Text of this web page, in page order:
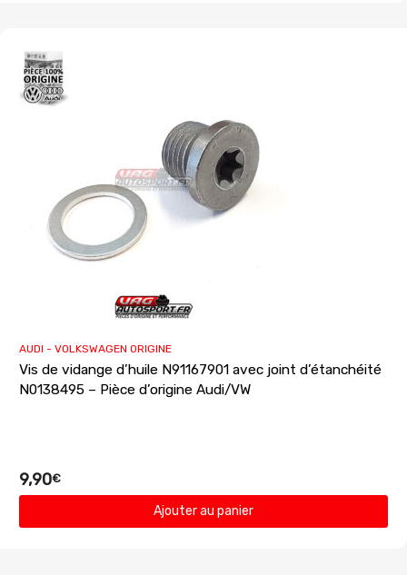
AUDI - VOLKSWAGEN ORIGINE
Vis de vidange d’huile N91167901 avec joint d’étanchéité
N0138495 – Pièce d’origine Audi/VW
9,90€
Ajouter au panier